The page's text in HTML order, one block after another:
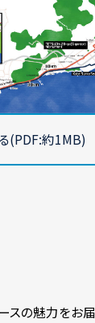
(PDF:約1MB)
スの魅力をお